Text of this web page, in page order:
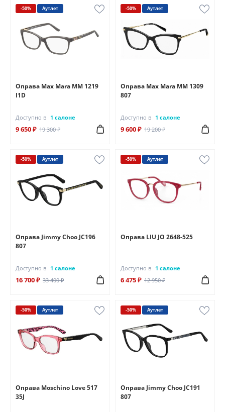
-50% Аутлет
Оправа Max Mara MM 1219
I1D
Доступно в 1 салоне
9 650 ₽ 19 300 ₽
-50% Аутлет
Оправа Max Mara MM 1309
807
Доступно в 1 салоне
9 600 ₽ 19 200 ₽
-50% Аутлет
Оправа Jimmy Choo JC196
807
Доступно в 1 салоне
16 700 ₽ 33 400 ₽
-50% Аутлет
Оправа LIU JO 2648-525
Доступно в 1 салоне
6 475 ₽ 12 950 ₽
-50% Аутлет
Оправа Moschino Love 517
35J
-50% Аутлет
Оправа Jimmy Choo JC191
807